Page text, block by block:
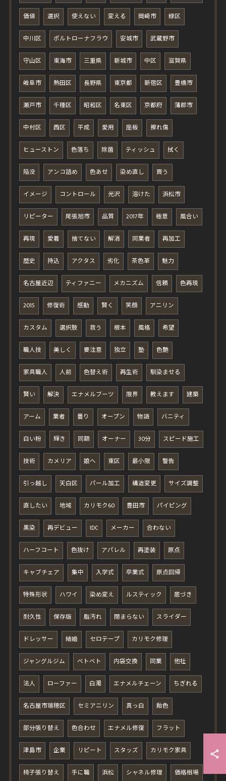
価値 選択 使えない 変える 岡崎市 緑区
中川区 ポルトローナフラウ 安城市 武蔵野市
守山区 東海市 三重県 新城市 中区 滋賀県
岐阜市 熱田区 長野県 東京都 新宿区 豊橋市
瀬戸市 千種区 昭和区 名東区 京都府 蒲郡市
中村区 西区 平成 愛用 座板 擦れ傷
ヒューストン 色落ち 除菌 ティッシュ 拭く
陥没 アンコ詰め 色あせ 染め直し 買う
イメージ コントロール 光沢 溶けた 浜松市
リピーター 尾張旭市 品質 2017年 極意 風合い
再現 愛着 捨てない 解消 同業者 再加工
歴史 持込 アクタス 劣化 茶色革 魅力
名古屋近辺 ティファニー メカニズム 信頼 色再現
2015 修復術 感動 賢く 笑顔 アニリン
カスタム 選択肢 救う 根本 風格 希望
職人技 美しく 要注意 独立 塾 色艶
家具職人 人前 色替え術 再生術 馴染ませる
賢い 解決 エナメルブーツ 限界 教えます 建築
アーム 業者 曇り オープン 物語 バニティ
白い粉 輝き 同額 オーナー 30分 スピード施工
技術 カメリア 娘へ 東区 最小限 警告
引っ越し 天白区 パール加工 構造変更 サイズ調整
直したい 地域 カリモク60 豊田市 パイピング
黒染 再デビュー IDC メーカー 合わない
ハーフコート 色抜け アパレル 再塗装 原点
キャブチェア 集中 入学式 卒業式 原点回帰
特殊形状 ハワイ 染め変え ルスティック 底づき
耐久性 保存版 脂汚れ 閉まらない スライダー
ドレッサー 結婚 セロテープ カリモク修理
ジャングルジム ベトベト 内袋交換 同業 他社
法人 ローファー 白濁 エナメルチェーン ちぎれる
名古屋市瑞穂区 セミアニリン 真っ白 飴色
部分張り替え 色合わせ エナメル修復 フラット
津島市 企業 リピート スタッズ カリモク家具
椅子張り替え 手に職 浜松 シャネル修理 価格相場